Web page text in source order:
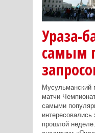
Ураза-
самым
Мусульманский
матчи
самыми
прошлой